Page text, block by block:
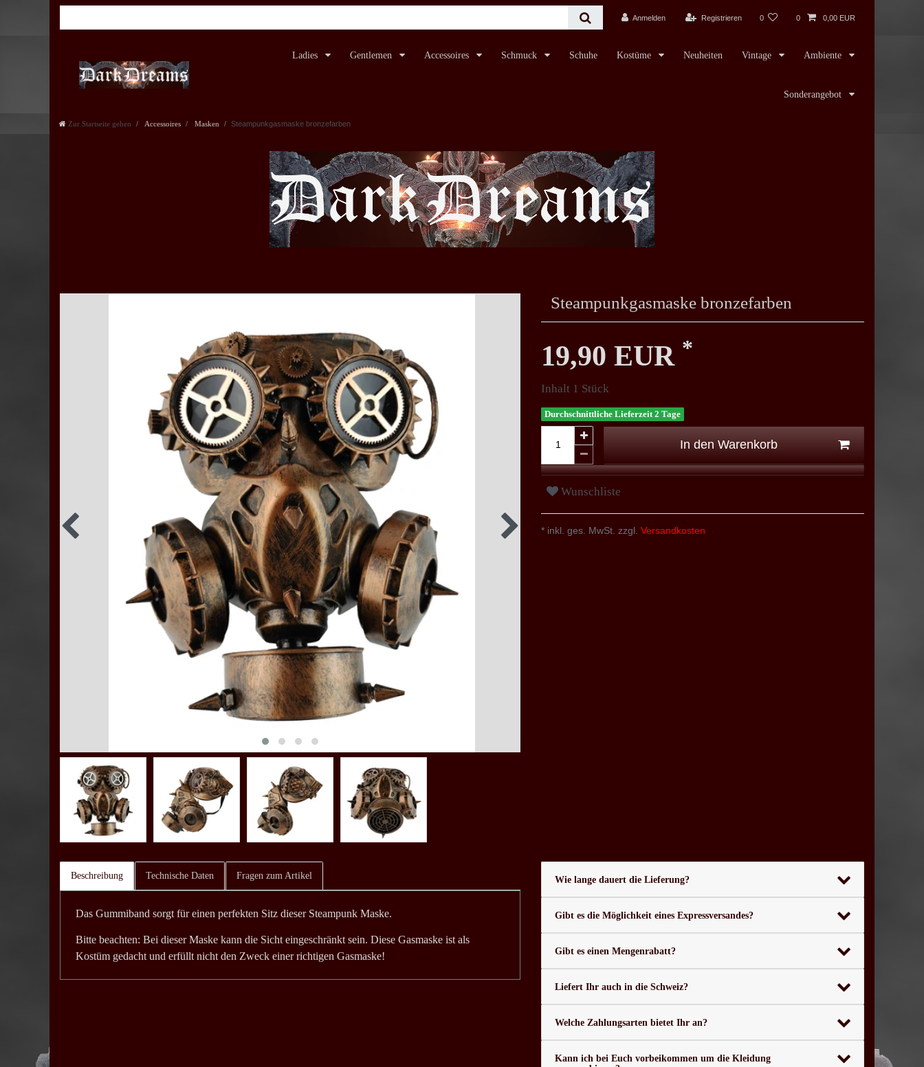
Anmelden Registrieren 0 0 0,00 EUR
Ladies Gentlemen Accessoires Schmuck Schuhe Kostüme Neuheiten Vintage Ambiente
Sonderangebot
Zur Startseite gehen Accessoires Masken Steampunkgasmaske bronzefarben
Steampunkgasmaske bronzefarben
19,90 EUR *
Inhalt 1 Stück
Durchschnittliche Lieferzeit 2 Tage
In den Warenkorb
Wunschliste
* inkl. ges. MwSt. zzgl. Versandkosten
Beschreibung Technische Daten Fragen zum Artikel
Das Gummiband sorgt für einen perfekten Sitz dieser Steampunk Maske.
Bitte beachten: Bei dieser Maske kann die Sicht eingeschränkt sein. Diese Gasmaske ist als
Kostüm gedacht und erfüllt nicht den Zweck einer richtigen Gasmaske!
Wie lange dauert die Lieferung?
Gibt es die Möglichkeit eines Expressversandes?
Gibt es einen Mengenrabatt?
Liefert Ihr auch in die Schweiz?
Welche Zahlungsarten bietet Ihr an?
Kann ich bei Euch vorbeikommen um die Kleidung